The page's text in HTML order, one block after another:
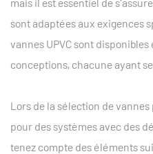
sont adaptées aux exigences
vannes UPVC sont
conceptions, chacune ayant
Lors de la sélection de
pour des systèmes avec des
tenez compte des éléments